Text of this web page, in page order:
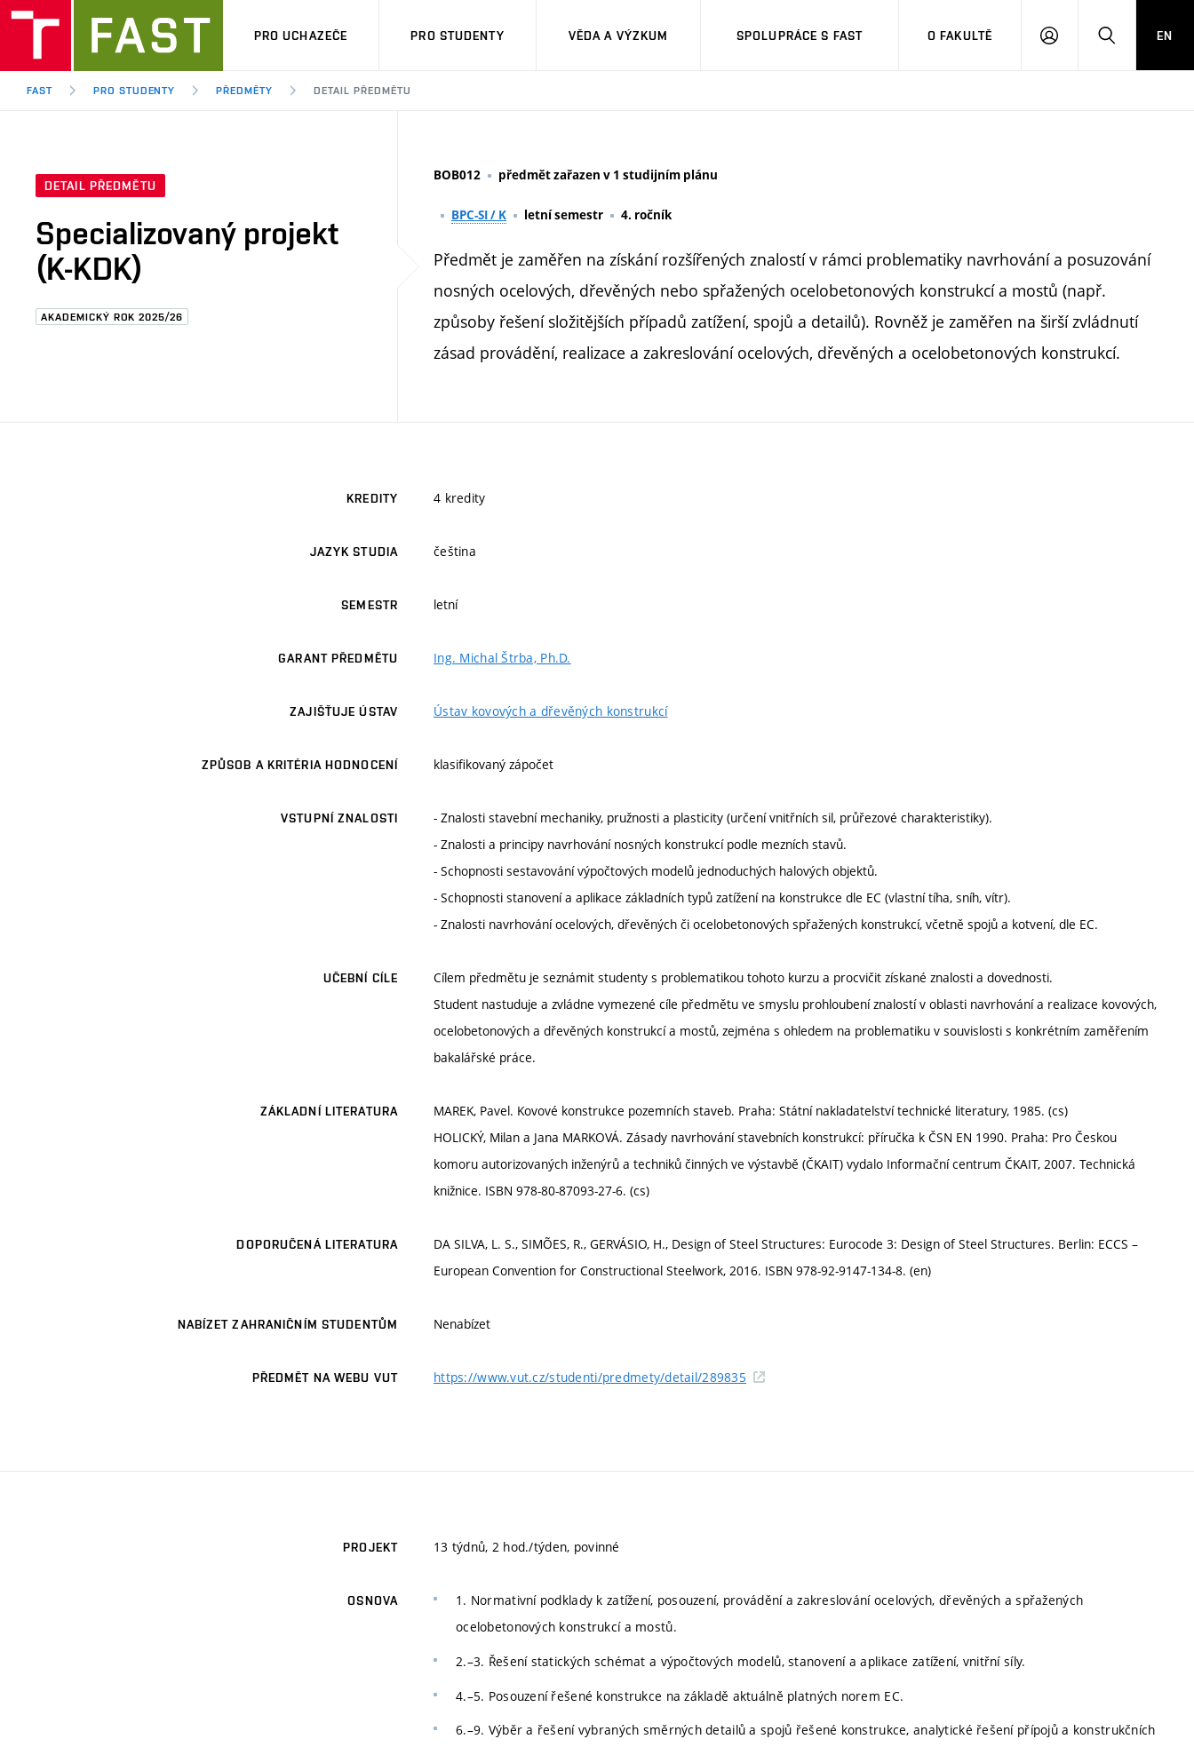
PRO UCHAZEČE PRO STUDENTY VĚDA A VÝZKUM SPOLUPRÁCE S FAST O FAKULTĚ
PŘIHLÁSITHLEDAT
EN
FAST PRO STUDENTY PŘEDMĚTY DETAIL PŘEDMĚTU
DETAIL PŘEDMĚTU
Specializovaný projekt
(K-KDK)
AKADEMICKÝ ROK 2025/26
BOB012 předmět zařazen v 1 studijním plánu
BPC-SI / K letní semestr 4. ročník
Předmět je zaměřen na získání rozšířených znalostí v rámci problematiky navrhování a posuzování
nosných ocelových, dřevěných nebo spřažených ocelobetonových konstrukcí a mostů (např.
způsoby řešení složitějších případů zatížení, spojů a detailů). Rovněž je zaměřen na širší zvládnutí
zásad provádění, realizace a zakreslování ocelových, dřevěných a ocelobetonových konstrukcí.
KREDITY 4 kredity
JAZYK STUDIA čeština
SEMESTR letní
GARANT PŘEDMĚTU Ing. Michal Štrba, Ph.D.
ZAJIŠŤUJE ÚSTAV Ústav kovových a dřevěných konstrukcí
ZPŮSOB A KRITÉRIA HODNOCENÍ klasifikovaný zápočet
VSTUPNÍ ZNALOSTI
- Znalosti stavební mechaniky, pružnosti a plasticity (určení vnitřních sil, průřezové charakteristiky).
- Znalosti a principy navrhování nosných konstrukcí podle mezních stavů.
- Schopnosti sestavování výpočtových modelů jednoduchých halových objektů.
- Schopnosti stanovení a aplikace základních typů zatížení na konstrukce dle EC (vlastní tíha, sníh, vítr).
- Znalosti navrhování ocelových, dřevěných či ocelobetonových spřažených konstrukcí, včetně spojů a kotvení, dle EC.
UČEBNÍ CÍLE
Cílem předmětu je seznámit studenty s problematikou tohoto kurzu a procvičit získané znalosti a dovednosti.
Student nastuduje a zvládne vymezené cíle předmětu ve smyslu prohloubení znalostí v oblasti navrhování a realizace kovových,
ocelobetonových a dřevěných konstrukcí a mostů, zejména s ohledem na problematiku v souvislosti s konkrétním zaměřením
bakalářské práce.
ZÁKLADNÍ LITERATURA
MAREK, Pavel. Kovové konstrukce pozemních staveb. Praha: Státní nakladatelství technické literatury, 1985. (cs)
HOLICKÝ, Milan a Jana MARKOVÁ. Zásady navrhování stavebních konstrukcí: příručka k ČSN EN 1990. Praha: Pro Českou
komoru autorizovaných inženýrů a techniků činných ve výstavbě (ČKAIT) vydalo Informační centrum ČKAIT, 2007. Technická
knižnice. ISBN 978-80-87093-27-6. (cs)
DOPORUČENÁ LITERATURA
DA SILVA, L. S., SIMÕES, R., GERVÁSIO, H., Design of Steel Structures: Eurocode 3: Design of Steel Structures. Berlin: ECCS –
European Convention for Constructional Steelwork, 2016. ISBN 978-92-9147-134-8. (en)
NABÍZET ZAHRANIČNÍM STUDENTŮM Nenabízet
PŘEDMĚT NA WEBU VUT https://www.vut.cz/studenti/predmety/detail/289835
PROJEKT 13 týdnů, 2 hod./týden, povinné
OSNOVA
1. Normativní podklady k zatížení, posouzení, provádění a zakreslování ocelových, dřevěných a spřažených
ocelobetonových konstrukcí a mostů.
2.–3. Řešení statických schémat a výpočtových modelů, stanovení a aplikace zatížení, vnitřní síly.
4.–5. Posouzení řešené konstrukce na základě aktuálně platných norem EC.
6.–9. Výběr a řešení vybraných směrných detailů a spojů řešené konstrukce, analytické řešení přípojů a konstrukčních